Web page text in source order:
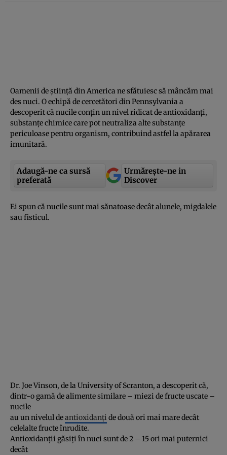
Oamenii de ştiinţă din America ne sfătuiesc să mâncăm mai
des nuci. O echipă de cercetători din Pennsylvania a
descoperit că nucile conţin un nivel ridicat de antioxidanţi,
substanţe chimice care pot neutraliza alte substanţe
periculoase pentru organism, contribuind astfel la apărarea
imunitară.
Adaugă-ne ca sursă
preferată
Urmărește-ne in
Discover
Ei spun că nucile sunt mai sănatoase decât alunele, migdalele
sau fisticul.
Dr. Joe Vinson, de la University of Scranton, a descoperit că,
dintr-o gamă de alimente similare – miezi de fructe uscate –
nucile
au un nivelul deantioxidanţi de două ori mai mare decât
celelalte fructe înrudite.
Antioxidanţii găsiţi în nuci sunt de 2 – 15 ori mai puternici
decât